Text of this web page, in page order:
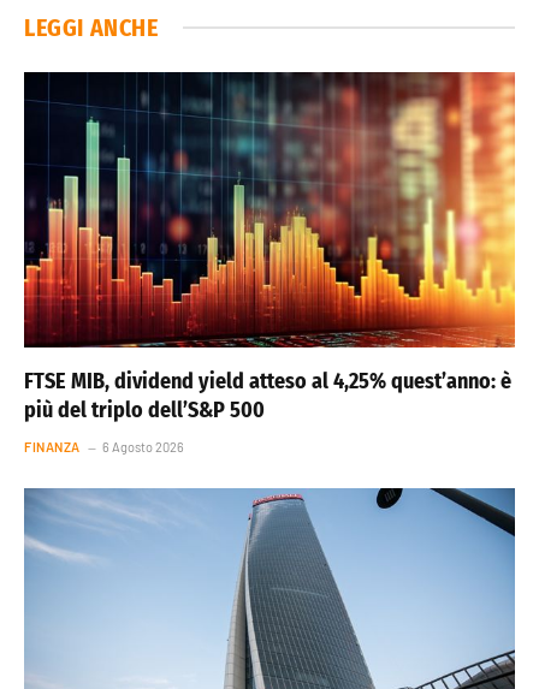
LEGGI ANCHE
FTSE MIB, dividend yield atteso al 4,25% quest’anno: è
più del triplo dell’S&P 500
FINANZA 6 Agosto 2026